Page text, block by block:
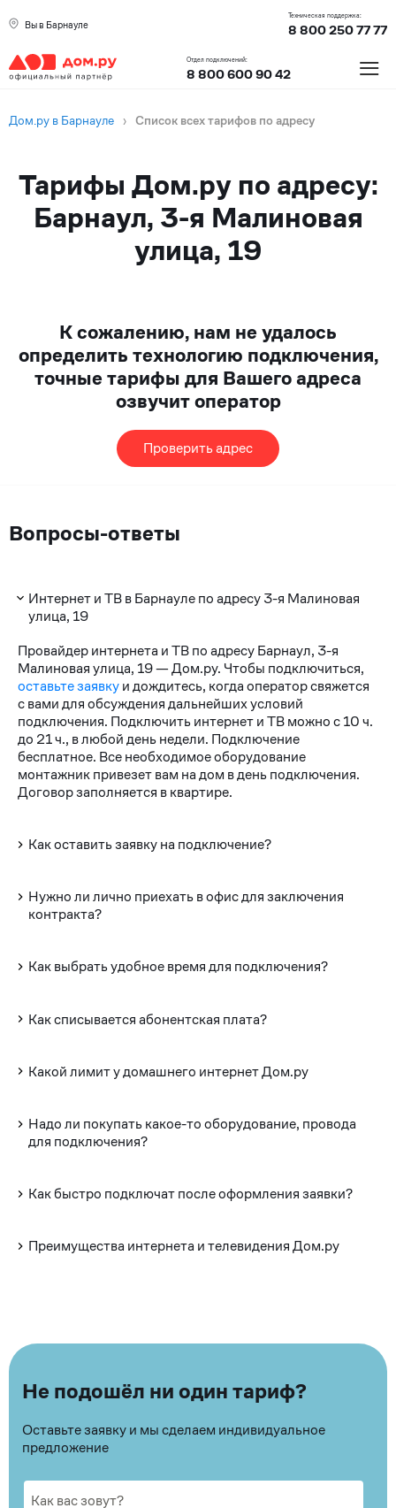
Вы в Барнауле
Техническая поддержка:
8 800 250 77 77
Отдел подключений:
8 800 600 90 42 ≡
Дом.ру в Барнауле › Список всех тарифов по адресу
Тарифы Дом.ру по адресу:
Барнаул, 3-я Малиновая
улица, 19
К сожалению, нам не удалось
определить технологию подключения,
точные тарифы для Вашего адреса
озвучит оператор
Проверить адрес
Вопросы-ответы
Интернет и ТВ в Барнауле по адресу 3-я Малиновая
улица, 19
Провайдер интернета и ТВ по адресу Барнаул, 3-я
Малиновая улица, 19 — Дом.ру. Чтобы подключиться,
оставьте заявкуи дождитесь, когда оператор свяжется
с вами для обсуждения дальнейших условий
подключения. Подключить интернет и ТВ можно с 10 ч.
до 21 ч., в любой день недели. Подключение
бесплатное. Все необходимое оборудование
монтажник привезет вам на дом в день подключения.
Договор заполняется в квартире.
Как оставить заявку на подключение?
Нужно ли лично приехать в офис для заключения
контракта?
Как выбрать удобное время для подключения?
Как списывается абонентская плата?
Какой лимит у домашнего интернет Дом.ру
Надо ли покупать какое-то оборудование, провода
для подключения?
Как быстро подключат после оформления заявки?
Преимущества интернета и телевидения Дом.ру
Не подошёл ни один тариф?
Оставьте заявку и мы сделаем индивидуальное
предложение